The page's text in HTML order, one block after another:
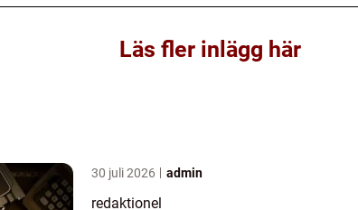
Läs fler inlägg här
30 juli 2026 admin
redaktionel